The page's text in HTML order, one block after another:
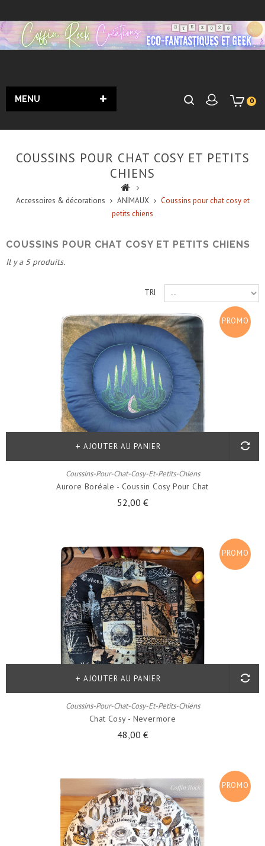
0
MENU
COUSSINS POUR CHAT COSY ET PETITS
CHIENS
Accessoires & décorations ANIMAUX
Coussins pour chat cosy et
petits chiens
COUSSINS POUR CHAT COSY ET PETITS CHIENS
Il y a 5 produits.
TRI
PROMO
Coussins-Pour-Chat-Cosy-Et-Petits-Chiens
Aurore Boréale - Coussin Cosy Pour Chat
52,00 €
AJOUTER AU PANIER
PROMO
Coussins-Pour-Chat-Cosy-Et-Petits-Chiens
Chat Cosy - Nevermore
48,00 €
AJOUTER AU PANIER
PROMO